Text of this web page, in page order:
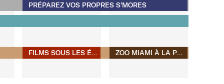
PRÉPAREZ VOS PROPRES S'MORES
FILMS SOUS LES ÉTOILES ZOO MIAMI À LA PLAGE